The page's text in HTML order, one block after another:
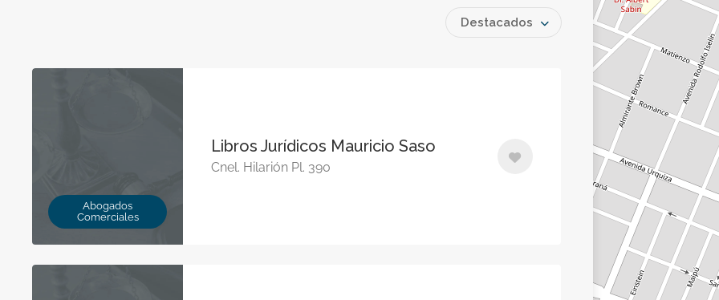
Destacados
Abogados
Comerciales
Libros Jurídicos Mauricio Saso
Cnel. Hilarión Pl. 390